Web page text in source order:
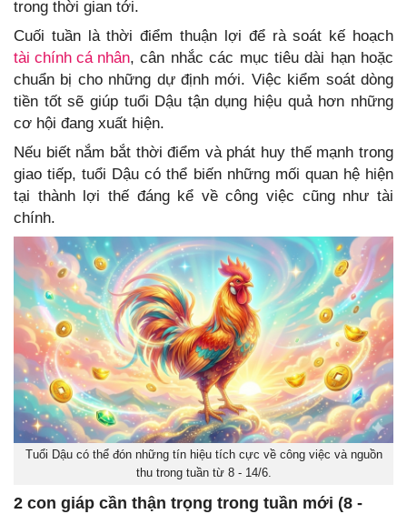
trong thời gian tới.
Cuối tuần là thời điểm thuận lợi để rà soát kế hoạch
tài chính cá nhân, cân nhắc các mục tiêu dài hạn hoặc
chuẩn bị cho những dự định mới. Việc kiểm soát dòng
tiền tốt sẽ giúp tuổi Dậu tận dụng hiệu quả hơn những
cơ hội đang xuất hiện.
Nếu biết nắm bắt thời điểm và phát huy thế mạnh trong
giao tiếp, tuổi Dậu có thể biến những mối quan hệ hiện
tại thành lợi thế đáng kể về công việc cũng như tài
chính.
Tuổi Dậu có thể đón những tín hiệu tích cực về công việc và nguồn
thu trong tuần từ 8 - 14/6.
2 con giáp cần thận trọng trong tuần mới (8 -